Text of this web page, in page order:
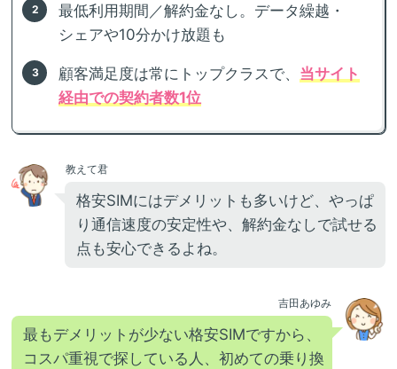
最低利用期間／解約金なし。データ繰越・
シェアや10分かけ放題も
顧客満足度は常にトップクラスで、 当サイト
経由での契約者数1位
教えて君
格安SIMにはデメリットも多いけど、やっぱ
り通信速度の安定性や、解約金なしで試せる
点も安心できるよね。
吉田あゆみ
最もデメリットが少ない格安SIMですから、
コスパ重視で探している人、初めての乗り換